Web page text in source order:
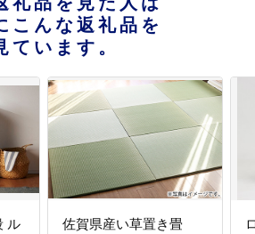
こんな返礼品を
ています。
ル
佐賀県産い草置き畳